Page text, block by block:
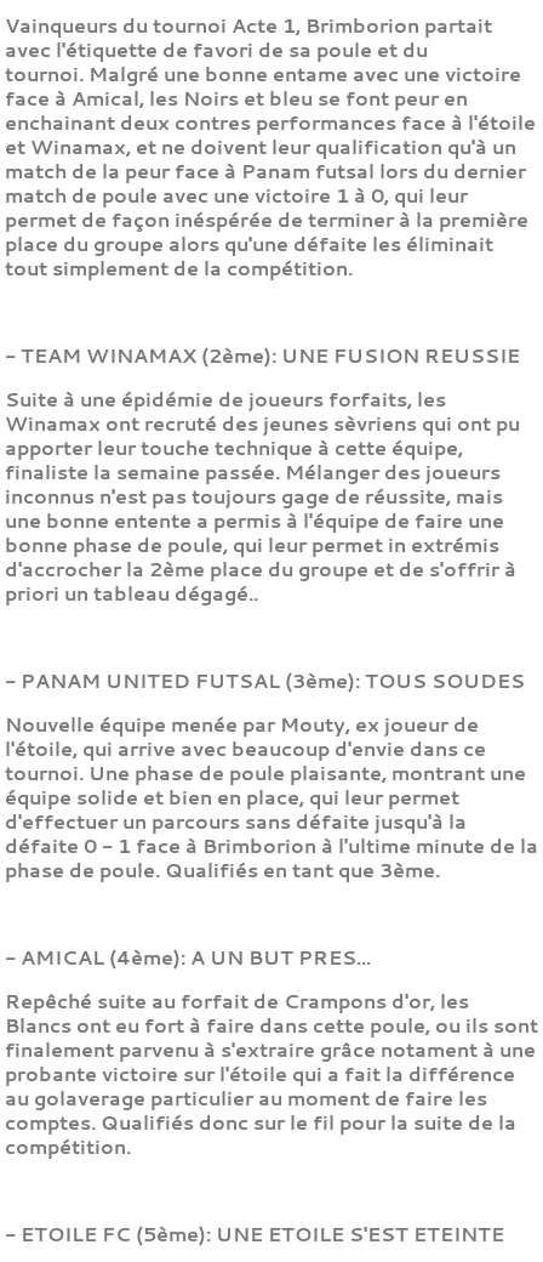
Vainqueurs du tournoi Acte 1, Brimborion partait
avec l'étiquette de favori de sa poule et du
tournoi. Malgré une bonne entame avec une victoire
face à Amical, les Noirs et bleu se font peur en
enchainant deux contres performances face à l'étoile
et Winamax, et ne doivent leur qualification qu'à un
match de la peur face à Panam futsal lors du dernier
match de poule avec une victoire 1 à 0, qui leur
permet de façon inéspérée de terminer à la première
place du groupe alors qu'une défaite les éliminait
tout simplement de la compétition.
- TEAM WINAMAX (2ème): UNE FUSION REUSSIE
Suite à une épidémie de joueurs forfaits, les
Winamax ont recruté des jeunes sèvriens qui ont pu
apporter leur touche technique à cette équipe,
finaliste la semaine passée. Mélanger des joueurs
inconnus n'est pas toujours gage de réussite, mais
une bonne entente a permis à l'équipe de faire une
bonne phase de poule, qui leur permet in extrémis
d'accrocher la 2ème place du groupe et de s'offrir à
priori un tableau dégagé..
- PANAM UNITED FUTSAL (3ème): TOUS SOUDES
Nouvelle équipe menée par Mouty, ex joueur de
l'étoile, qui arrive avec beaucoup d'envie dans ce
tournoi. Une phase de poule plaisante, montrant une
équipe solide et bien en place, qui leur permet
d'effectuer un parcours sans défaite jusqu'à la
défaite 0 - 1 face à Brimborion à l'ultime minute de la
phase de poule. Qualifiés en tant que 3ème.
- AMICAL (4ème): A UN BUT PRES...
Repêché suite au forfait de Crampons d'or, les
Blancs ont eu fort à faire dans cette poule, ou ils sont
finalement parvenu à s'extraire grâce notament à une
probante victoire sur l'étoile qui a fait la différence
au golaverage particulier au moment de faire les
comptes. Qualifiés donc sur le fil pour la suite de la
compétition.
- ETOILE FC (5ème): UNE ETOILE S'EST ETEINTE